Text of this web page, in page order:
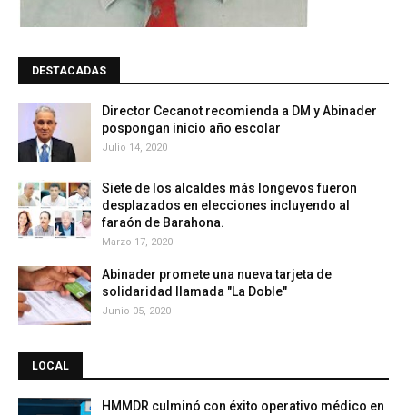
DESTACADAS
Director Cecanot recomienda a DM y Abinader
pospongan inicio año escolar
Julio 14, 2020
Siete de los alcaldes más longevos fueron
desplazados en elecciones incluyendo al
faraón de Barahona.
Marzo 17, 2020
Abinader promete una nueva tarjeta de
solidaridad llamada "La Doble"
Junio 05, 2020
LOCAL
HMMDR culminó con éxito operativo médico en